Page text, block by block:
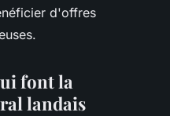
d'offres
font la
landais